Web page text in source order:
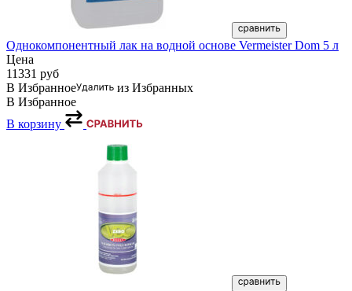
Однокомпонентный лак на водной основе Vermeister Dom 5 л
Цена
11331 руб
В Избранное
из Избранных
В Избранное
В корзину